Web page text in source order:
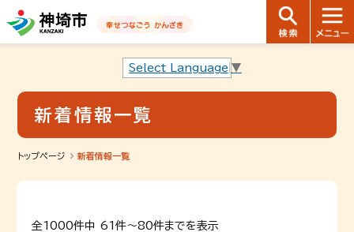
音声読み上げ用ナビゲーションです。
本文へ移動します
ページ最後（フッター）へ移動します
音声読み上げ用ナビゲーションはここまでです。
Select Language ▼
新着情報一覧
トップページ 新着情報一覧
全1000件中 61件～80件までを表示